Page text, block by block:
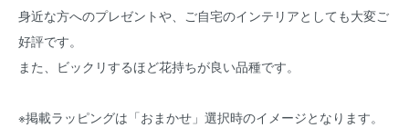
身近な方へのプレゼントや、ご自宅のインテリアとしても大変ご
好評です。
また、ビックリするほど花持ちが良い品種です。
※掲載ラッピングは「おまかせ」選択時のイメージとなります。